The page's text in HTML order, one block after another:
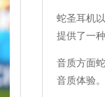
蛇圣耳机
提供了一
音质方面
音质体验。